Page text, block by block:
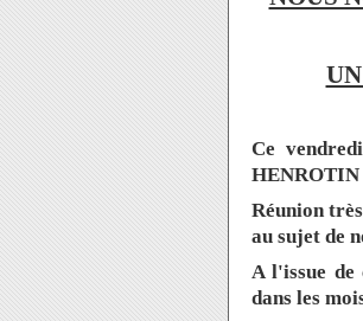
Ce
HENROTIN
Réunion
au sujet de
A l'issue de
dans les